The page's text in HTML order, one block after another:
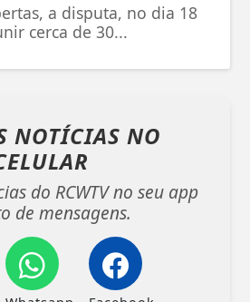
a disputa, no dia 18
cerca de 30...
NOTÍCIAS NO
do RCWTV no seu app
de mensagens.